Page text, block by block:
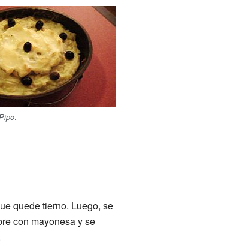
.
quede tierno. Luego, se
con mayonesa y se